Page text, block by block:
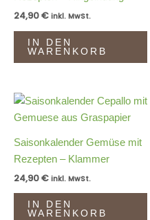
24,90€ inkl. MwSt.
IN DEN
WARENKORB
Saisonkalender Gemüse mit
Rezepten – Klammer
24,90€ inkl. MwSt.
IN DEN
WARENKORB